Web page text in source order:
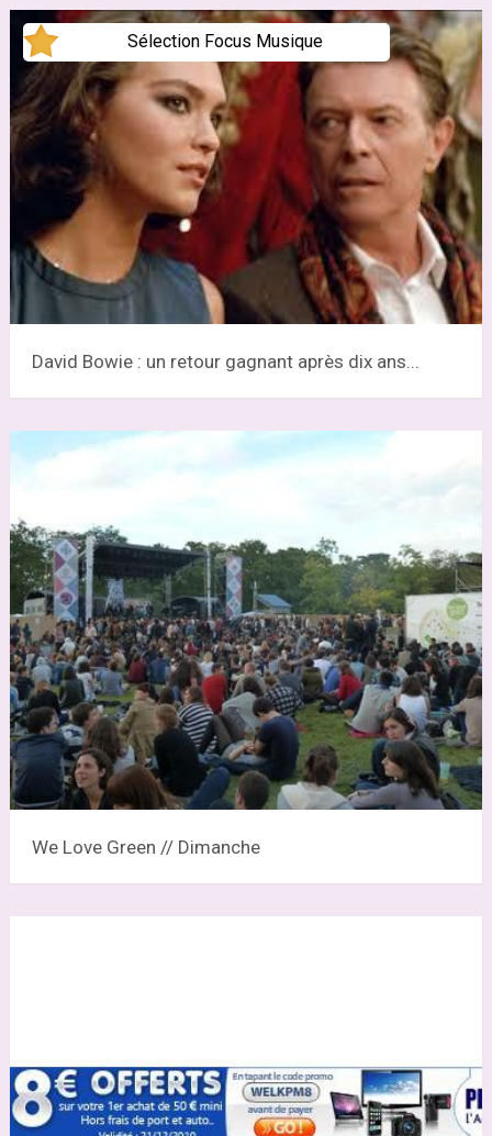
Sélection Focus Musique
David Bowie : un retour gagnant après dix ans...
We Love Green // Dimanche